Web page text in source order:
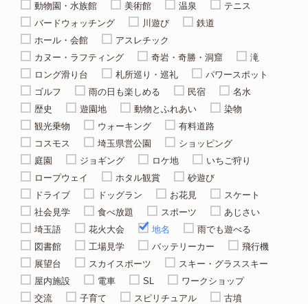
動物園・水族館
美術館 温泉
テニス
バードウォッチング
川遊び
鉄道
ホール・会館
アスレチック
カヌー・ラフティング
奇岩・奇勝・洞窟
滝
ロング滑り台
札所巡り・巡礼
パワースポット
ゴルフ
雨の日も楽しめる 民宿
名水
歴史
遊園地 動物とふれあい
染物
観光乗物
ウォーキング
有料道路
コスモス
埼玉県営公園
ショッピング
庭園
ジョギング ロケ地
いちご狩り
ロープウェイ
ホタル観賞
砂遊び
ドライブ
ドッグラン お花見
スケート
社会見学
食べ放題 スポーツ
あじさい
埼玉語
花火大会 地名
雨でも遊べる
図書館
工場見学 バッテリーカー
飛行機
展望台
スカイスポーツ
スキー・グラススキー
屋内施設
電車 SL
ワークショップ
交流
子育て スピリチュアル 古墳